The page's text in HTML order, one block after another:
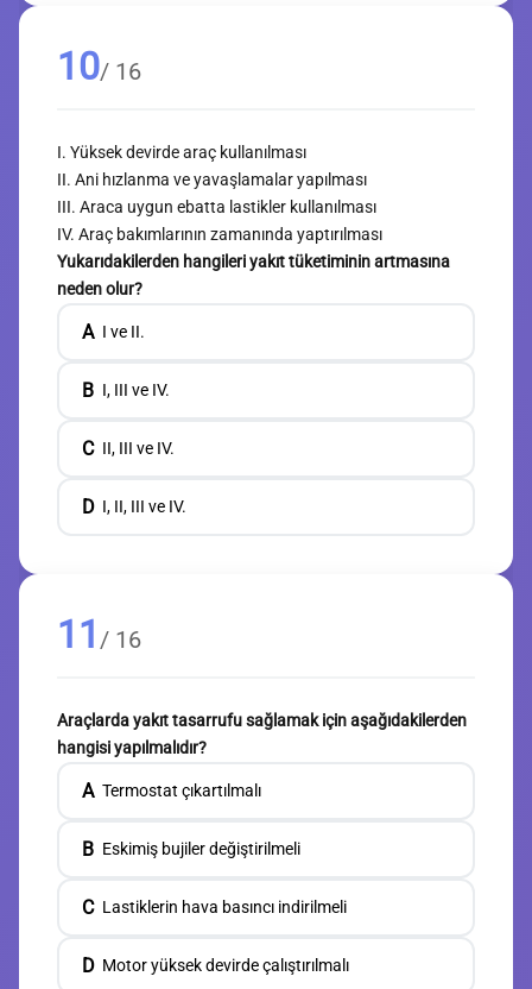
10/ 16
I. Yüksek devirde araç kullanılması
II. Ani hızlanma ve yavaşlamalar yapılması
III. Araca uygun ebatta lastikler kullanılması
IV. Araç bakımlarının zamanında yaptırılması
Yukarıdakilerden hangileri yakıt tüketiminin artmasına
neden olur?
A I ve II.
B I, III ve IV.
C II, III ve IV.
D I, II, III ve IV.
11 / 16
Araçlarda yakıt tasarrufu sağlamak için aşağıdakilerden
hangisi yapılmalıdır?
A Termostat çıkartılmalı
B Eskimiş bujiler değiştirilmeli
C Lastiklerin hava basıncı indirilmeli
D Motor yüksek devirde çalıştırılmalı